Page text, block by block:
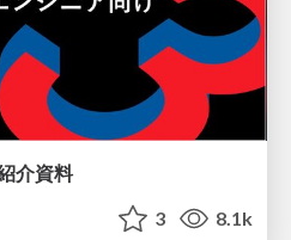
介資料
3 8.1k